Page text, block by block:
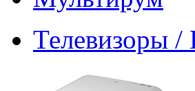
Телевизоры /